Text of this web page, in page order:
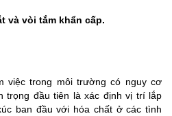
và vòi tắm khẩn cấp.
việc trong môi trường có nguy cơ
trọng đầu tiên là xác định vị trí lắp
ban đầu với hóa chất ở các tình